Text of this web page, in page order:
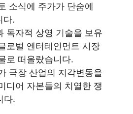
소식에 주가가 단숨에
다.
독자적 상영 기술을 보유
로벌 엔터테인먼트 시장
로 떠올랐습니다.
극장 산업의 지각변동을
디어 자본들의 치열한 쟁
다.